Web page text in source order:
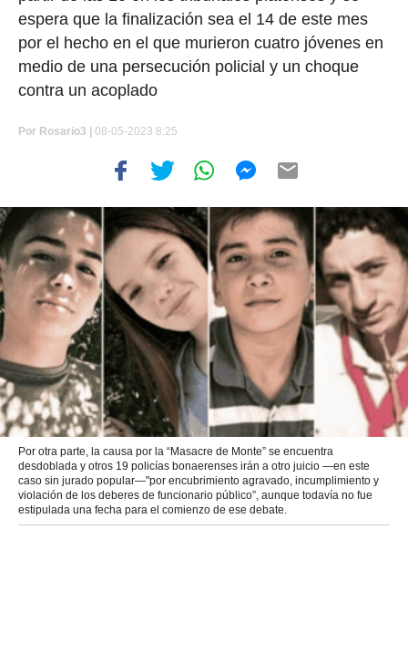
espera que la finalización sea el 14 de este mes
por el hecho en el que murieron cuatro jóvenes en
medio de una persecución policial y un choque
contra un acoplado
Por Rosario3 | 08-05-2023 8:25
Por otra parte, la causa por la “Masacre de Monte” se encuentra
desdoblada y otros 19 policías bonaerenses irán a otro juicio —en este
caso sin jurado popular—"por encubrimiento agravado, incumplimiento y
violación de los deberes de funcionario público”, aunque todavía no fue
estipulada una fecha para el comienzo de ese debate.